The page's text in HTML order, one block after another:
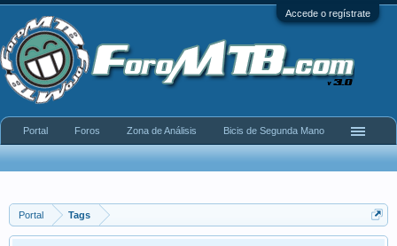
Accede o regístrate
Portal Tags
Portal Foros Zona de Análisis Bicis de Segunda Mano